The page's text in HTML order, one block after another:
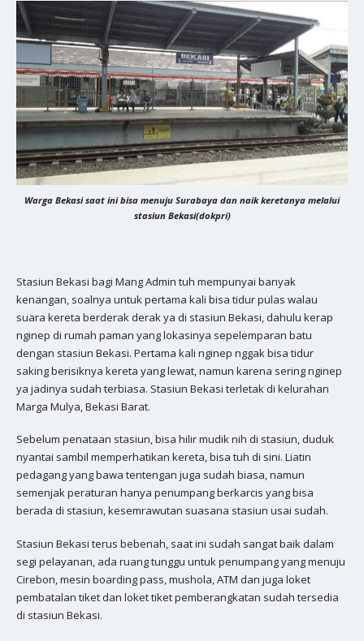
Warga Bekasi saat ini bisa menuju Surabaya dan naik keretanya melalui
stasiun Bekasi(dokpri)
Stasiun Bekasi bagi Mang Admin tuh mempunyai banyak
kenangan, soalnya untuk pertama kali bisa tidur pulas walau
suara kereta berderak derak ya di stasiun Bekasi, dahulu kerap
nginep di rumah paman yang lokasinya sepelemparan batu
dengan stasiun Bekasi. Pertama kali nginep nggak bisa tidur
saking berisiknya kereta yang lewat, namun karena sering nginep
ya jadinya sudah terbiasa. Stasiun Bekasi terletak di kelurahan
Marga Mulya, Bekasi Barat.
Sebelum penataan stasiun, bisa hilir mudik nih di stasiun, duduk
nyantai sambil memperhatikan kereta, bisa tuh di sini. Liatin
pedagang yang bawa tentengan juga sudah biasa, namun
semenjak peraturan hanya penumpang berkarcis yang bisa
berada di stasiun, kesemrawutan suasana stasiun usai sudah.
Stasiun Bekasi terus bebenah, saat ini sudah sangat baik dalam
segi pelayanan, ada ruang tunggu untuk penumpang yang menuju
Cirebon, mesin boarding pass, mushola, ATM dan juga loket
pembatalan tiket dan loket tiket pemberangkatan sudah tersedia
di stasiun Bekasi.